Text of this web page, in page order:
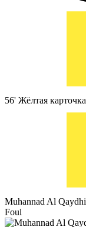
56' Жёлтая карточка
Muhannad Al Qaydhi
Foul